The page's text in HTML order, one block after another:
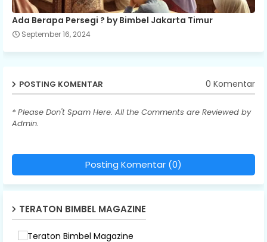
Ada Berapa Persegi ? by Bimbel Jakarta Timur
September 16, 2024
POSTING KOMENTAR 0 Komentar
* Please Don't Spam Here. All the Comments are Reviewed by
Admin.
Posting Komentar (0)
TERATON BIMBEL MAGAZINE